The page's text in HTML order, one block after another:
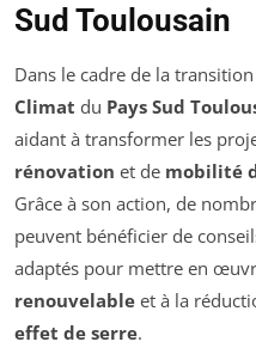
Sud Toulousain
Dans le cadre de la
Climat du Pays Sud
aidant à transformer les
rénovation et de mobilité
Grâce à son action, de
peuvent bénéficier de
adaptés pour mettre en
renouvelable et à la
effet de serre.